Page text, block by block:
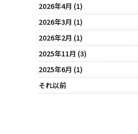
2026年4月 (1)
2026年3月 (1)
2026年2月 (1)
2025年11月 (3)
2025年6月 (1)
それ以前